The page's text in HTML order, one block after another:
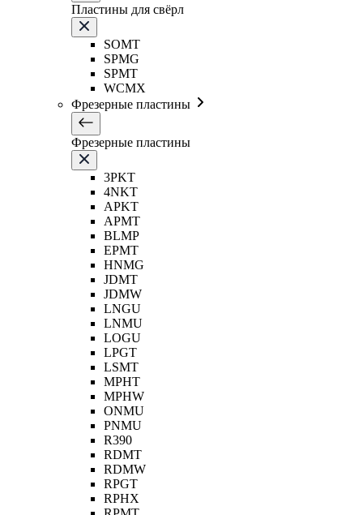
Пластины для свёрл
SOMT
SPMG
SPMT
WCMX
Фрезерные пластины
Фрезерные пластины
3PKT
4NKT
APKT
APMT
BLMP
EPMT
HNMG
JDMT
JDMW
LNGU
LNMU
LOGU
LPGT
LSMT
MPHT
MPHW
ONMU
PNMU
R390
RDMT
RDMW
RPGT
RPHX